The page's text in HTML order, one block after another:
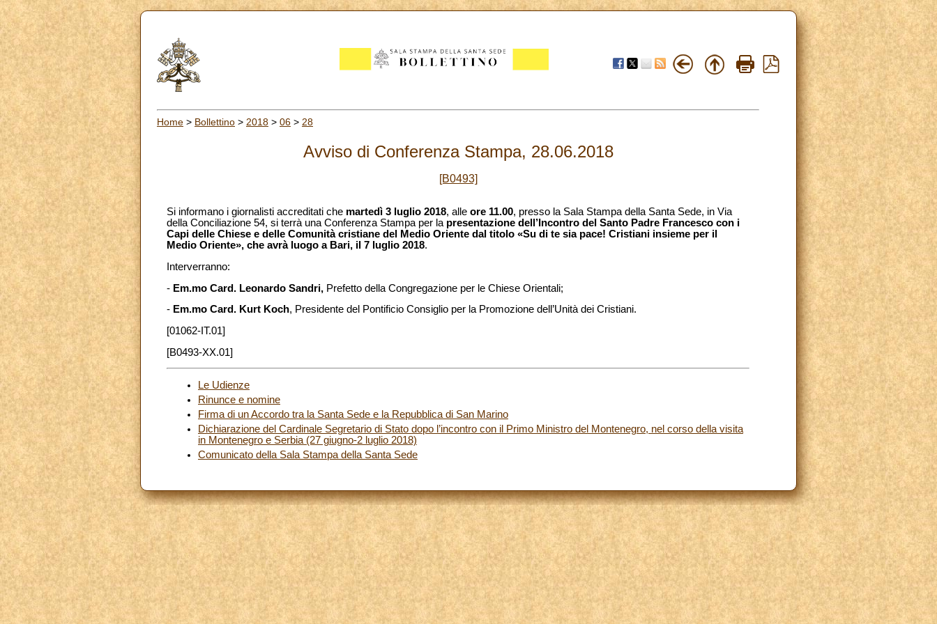
Home > Bollettino > 2018 > 06 > 28
Avviso di Conferenza Stampa, 28.06.2018
[B0493]
Si informano i giornalisti accreditati che martedì 3 luglio 2018, alle ore 11.00, presso la Sala Stampa della Santa Sede, in Via
della Conciliazione 54, si terrà una Conferenza Stampa per la presentazione dell’Incontro del Santo Padre Francesco con i
Capi delle Chiese e delle Comunità cristiane del Medio Oriente dal titolo «Su di te sia pace! Cristiani insieme per il
Medio Oriente», che avrà luogo a Bari, il 7 luglio 2018.
Interverranno:
- Em.mo Card. Leonardo Sandri, Prefetto della Congregazione per le Chiese Orientali;
- Em.mo Card. Kurt Koch, Presidente del Pontificio Consiglio per la Promozione dell’Unità dei Cristiani.
[01062-IT.01]
[B0493-XX.01]
Le Udienze
Rinunce e nomine
Firma di un Accordo tra la Santa Sede e la Repubblica di San Marino
Dichiarazione del Cardinale Segretario di Stato dopo l’incontro con il Primo Ministro del Montenegro, nel corso della visita
in Montenegro e Serbia (27 giugno-2 luglio 2018)
Comunicato della Sala Stampa della Santa Sede